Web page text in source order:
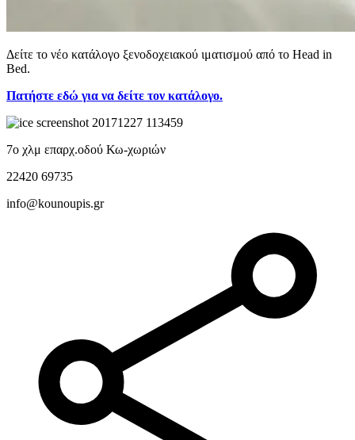
Δείτε το νέο κατάλογο ξενοδοχειακού ιματισμού από το Head in
Bed.
Πατήστε εδώ για να δείτε τον κατάλογο.
7ο χλμ επαρχ.οδού Κω-χωριών
22420 69735
info@kounoupis.gr